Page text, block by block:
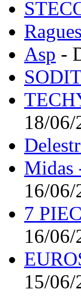
Asp -
18/06/
Midas
16/06/
7
16/06/
15/06/